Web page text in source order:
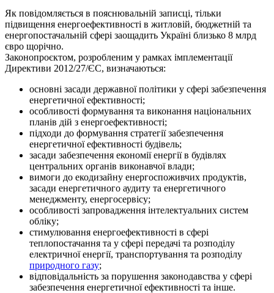
Як повідомляється в пояснювальній записці, тільки
підвищення енергоефективності в житловій, бюджетній та
енергопостачальній сфері заощадить Україні близько 8 млрд
євро щорічно.
Законопроєктом, розробленим у рамках імплементації
Директиви 2012/27/ЄС, визначаються:
основні засади державної політики у сфері забезпечення
енергетичної ефективності;
особливості формування та виконання національних
планів дій з енергоефективності;
підходи до формування стратегії забезпечення
енергетичної ефективності будівель;
засади забезпечення економії енергії в будівлях
центральних органів виконавчої влади;
вимоги до екодизайну енергоспоживчих продуктів,
засади енергетичного аудиту та енергетичного
менеджменту, енергосервісу;
особливості запровадження інтелектуальних систем
обліку;
стимулювання енергоефективності в сфері
теплопостачання та у сфері передачі та розподілу
електричної енергії, транспортування та розподілу
природного газу;
відповідальність за порушення законодавства у сфері
забезпечення енергетичної ефективності та інше.